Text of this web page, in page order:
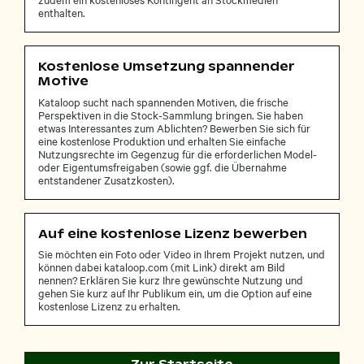
enthalten.
Kostenlose Umsetzung spannender
Motive
Kataloop sucht nach spannenden Motiven, die frische
Perspektiven in die Stock-Sammlung bringen. Sie haben
etwas Interessantes zum Ablichten? Bewerben Sie sich für
eine kostenlose Produktion und erhalten Sie einfache
Nutzungsrechte im Gegenzug für die erforderlichen Model-
oder Eigentumsfreigaben (sowie ggf. die Übernahme
entstandener Zusatzkosten).
Auf eine kostenlose Lizenz bewerben
Sie möchten ein Foto oder Video in Ihrem Projekt nutzen, und
können dabei kataloop.com (mit Link) direkt am Bild
nennen? Erklären Sie kurz Ihre gewünschte Nutzung und
gehen Sie kurz auf Ihr Publikum ein, um die Option auf eine
kostenlose Lizenz zu erhalten.